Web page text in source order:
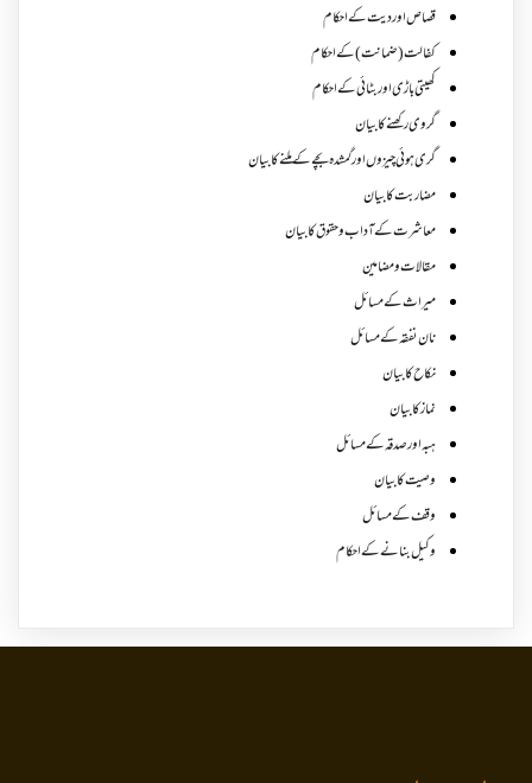
قصاص اور دیت کے احکام
کفالت (ضمانت) کے احکام
کھیتی باڑی اور بٹائی کے احکام
گروی رکھنے کا بیان
گری ہوئی چیزوں اورگمشدہ بچے کے ملنے کا بیان
مضاربت کا بیان
معاشرت کے آداب و حقوق کا بیان
مقالات ومضامین
میراث کے مسائل
نان نفقہ کے مسائل
نکاح کا بیان
نماز کا بیان
ہبہ اور صدقہ کے مسائل
وصیت کا بیان
وقف کے مسائل
وکیل بنانے کے احکام